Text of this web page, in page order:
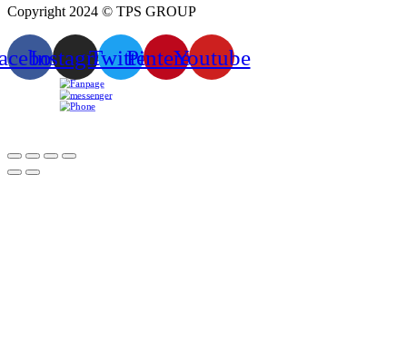
Copyright 2024 © TPS GROUP
InstagramTwitterPinterestYoutube